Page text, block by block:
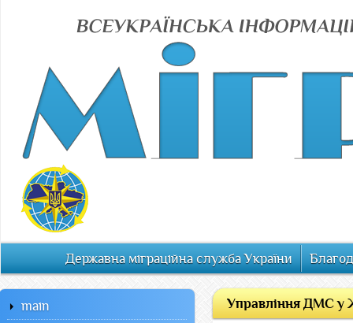
Державна міграційна служба України
Управління ДМС у
main